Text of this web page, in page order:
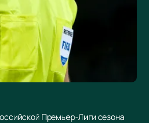
Премьер-Лиги сезона